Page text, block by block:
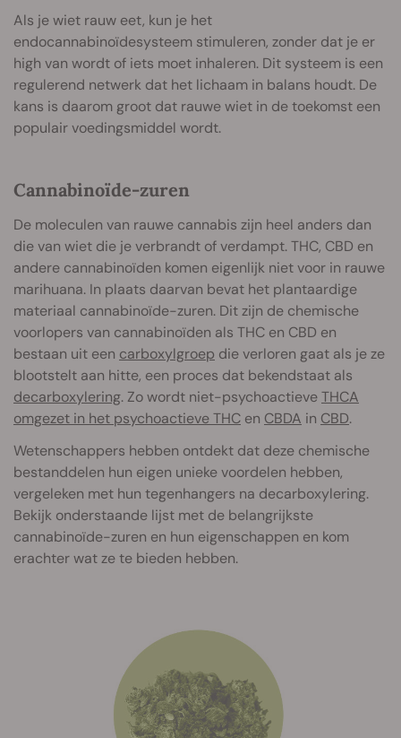
Als je wiet rauw eet, kun je het
endocannabinoïdesysteem stimuleren, zonder dat je er
high van wordt of iets moet inhaleren. Dit systeem is een
regulerend netwerk dat het lichaam in balans houdt. De
kans is daarom groot dat rauwe wiet in de toekomst een
populair voedingsmiddel wordt.
Cannabinoïde-zuren
De moleculen van rauwe cannabis zijn heel anders dan
die van wiet die je verbrandt of verdampt. THC, CBD en
andere cannabinoïden komen eigenlijk niet voor in rauwe
marihuana. In plaats daarvan bevat het plantaardige
materiaal cannabinoïde-zuren. Dit zijn de chemische
voorlopers van cannabinoïden als THC en CBD en
bestaan uit een carboxylgroep die verloren gaat als je ze
blootstelt aan hitte, een proces dat bekendstaat als
decarboxylering. Zo wordt niet-psychoactieveTHCA
omgezet in het psychoactieve THC en CBDA in CBD.
Wetenschappers hebben ontdekt dat deze chemische
bestanddelen hun eigen unieke voordelen hebben,
vergeleken met hun tegenhangers na decarboxylering.
Bekijk onderstaande lijst met de belangrijkste
cannabinoïde-zuren en hun eigenschappen en kom
erachter wat ze te bieden hebben.